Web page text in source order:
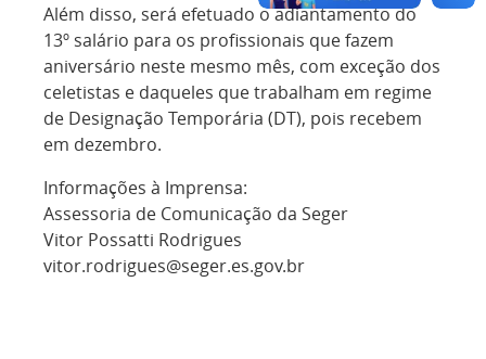
Além disso, será efetuado o adiantamento do
13º salário para os profissionais que fazem
aniversário neste mesmo mês, com exceção dos
celetistas e daqueles que trabalham em regime
de Designação Temporária (DT), pois recebem
em dezembro.
Informações à Imprensa:
Assessoria de Comunicação da Seger
Vitor Possatti Rodrigues
vitor.rodrigues@seger.es.gov.br